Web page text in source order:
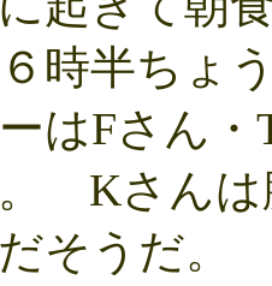
時半ちょ
はFさん
Kさんは
そうだ。